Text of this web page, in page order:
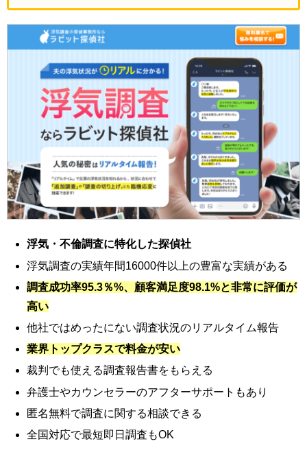
浮気・不倫調査に特化した探偵社
浮気調査の実績年間16000件以上の豊富な実績がある
調査成功率95.3％%、顧客満足度98.1%と非常に評価が
高い
他社ではめったにない調査状況のリアルタイム報告
業界トップクラスで料金が安い
裁判でも使える調査報告書をもらえる
弁護士やカウンセラーのアフターサポートもあり
匿名無料で調査に関する相談できる
全国対応で最短即日調査もOK